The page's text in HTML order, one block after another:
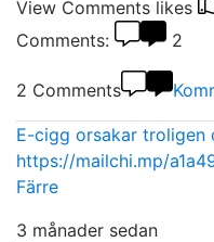
View Comments likes
Comments:
2
2 Comments
E-cigg orsakar troligen
https://mailchi.mp/
Färre
3 månader sedan